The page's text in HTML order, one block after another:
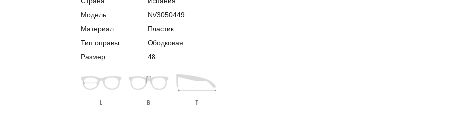
Модель
NV3050449
Материал
Пластик
Тип оправы
Ободковая
Размер
48